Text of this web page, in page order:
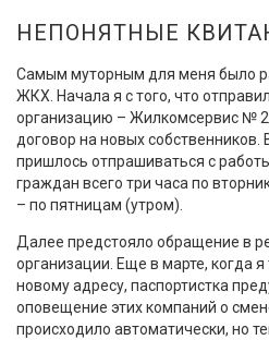
НЕПОНЯТНЫЕ
Самым муторным для меня было
ЖКХ. Начала я с того, что
организацию – Жилкомсервис №
договор на новых собственников.
пришлось отпрашиваться с
граждан всего три часа по
– по пятницам (утром).
Далее предстояло обращение в
организации. Еще в марте, когда
новому адресу, паспортистка
оповещение этих компаний о
происходило автоматически, но